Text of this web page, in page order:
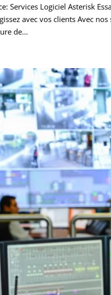
Services Logiciel Asterisk
avec vos clients Avec
de...